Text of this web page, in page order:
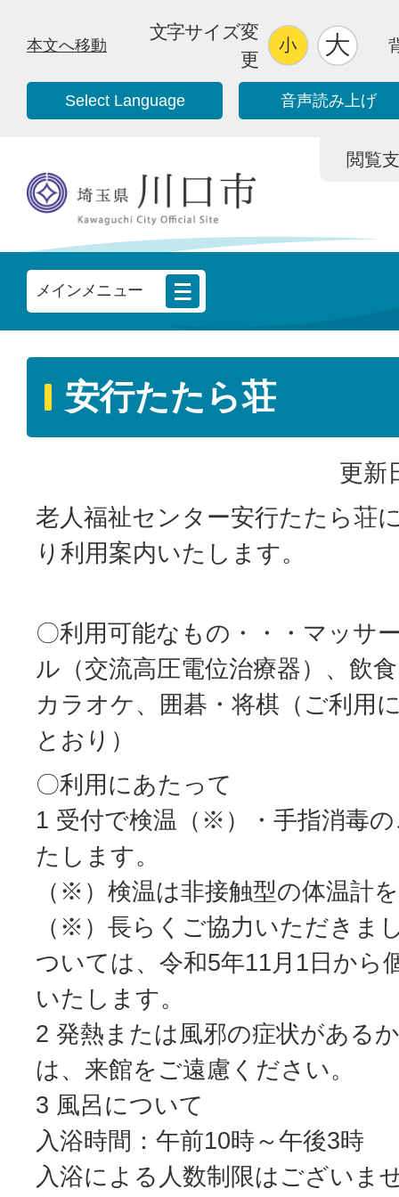
本文へ移動
文字サイズ変
更
Select Language 音声読み上げ
閲覧
メインメニュー
安行たたら荘
更新
老人福祉センター安行たたら荘
り利用案内いたします。
〇利用可能なもの・・・マッサ
ル（交流高圧電位治療器）、飲
カラオケ、囲碁・将棋（ご利用
とおり）
〇利用にあたって
1 受付で検温（※）・手指消毒
たします。
（※）検温は非接触型の体温計
（※）長らくご協力いただきま
ついては、令和5年11月1日から
いたします。
2 発熱または風邪の症状がある
は、来館をご遠慮ください。
3 風呂について
入浴時間：午前10時～午後3時
入浴による人数制限はございま